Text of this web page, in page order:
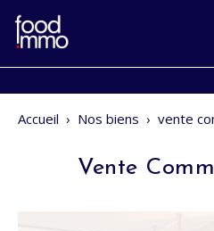
Accueil › Nos biens › vente
Vente